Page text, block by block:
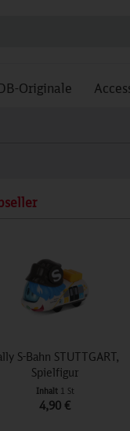
Originale
S-Bahn STUTTGART,
Spielfigur
Inhalt 1 St
4,90 €